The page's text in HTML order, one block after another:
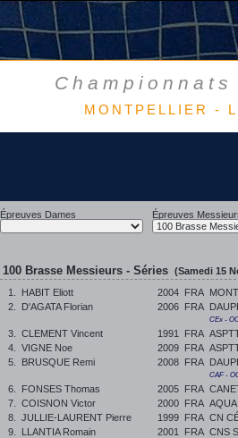
MONTPELLIER -
Épreuves Dames Épreuves
100 Brasse Messieurs - Séries (Samedi 15
1.
HABIT Eliott 2004 FRA
2.
D'AGATA Florian 2006 FRA
CEx -
3. CLEMENT Vincent 1991 FRA
4.
VIGNE Noe 2009 FRA
5.
BRUSQUE Remi 2008 FRA
CAF -
6. FONSES Thomas 2005 FRA
7.
COISNON Victor 2000 FRA
8.
JULLIE-LAURENT Pierre 1999 FRA CN
9.
LLANTIA Romain 2001 FRA CNS